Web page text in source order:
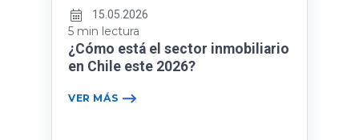
15.05.2026
5 min lectura
¿Cómo está el sector inmobiliario
en Chile este 2026?
VER MÁS